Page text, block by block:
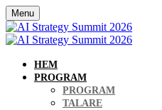
Menu
HEM
PROGRAM
PROGRAM
TALARE